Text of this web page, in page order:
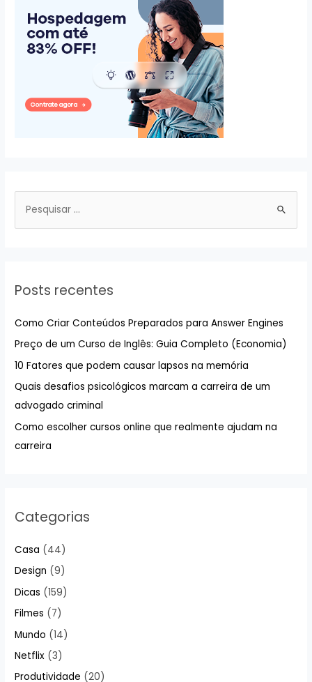
mundo
dos
i
r
p
o
r
:
Posts recentes
Como Criar Conteúdos Preparados para Answer Engines
Preço de um Curso de Inglês: Guia Completo (Economia)
10 Fatores que podem causar lapsos na memória
Quais desafios psicológicos marcam a carreira de um
advogado criminal
Como escolher cursos online que realmente ajudam na
carreira
Categorias
Casa (44)
Design (9)
Dicas (159)
Filmes (7)
Mundo (14)
Netflix (3)
Produtividade (20)